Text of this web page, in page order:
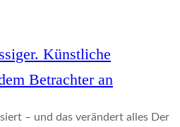
Künstliche
Betrachter an
– und das verändert alles Der